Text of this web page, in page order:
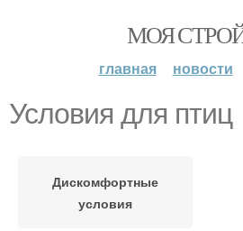
МОЯ
главная новости
Условия для птиц
Дискомфортные
условия